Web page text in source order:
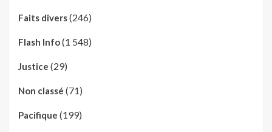
Faits divers(246)
Flash Info(1 548)
Justice (29)
Non classé (71)
Pacifique (199)